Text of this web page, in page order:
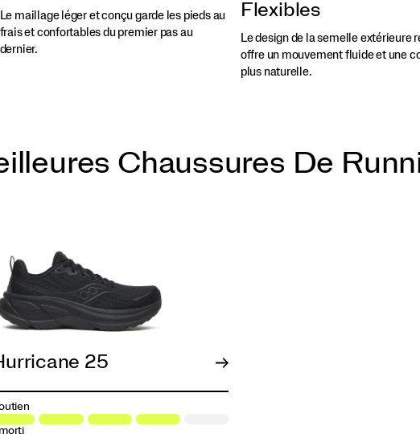
Le maillage léger et conçu garde les pieds au
frais et confortables du premier pas au
dernier.
Flexibles
Le design de la semelle extérieure
offre un mouvement fluide et une
plus naturelle.
Chaussures De
25